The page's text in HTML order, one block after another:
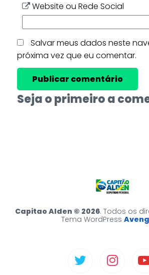
Website ou Rede Social
Salvar meus dados neste
próxima vez que eu comentar.
Seja o primeiro a
Capitao Alden © 2026. Todos os
Tema WordPress